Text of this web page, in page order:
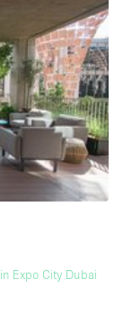
Expo City Dubai